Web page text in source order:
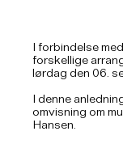
I forbindelse
forskellige
lørdag den 06.
I denne
omvisning om
Hansen.